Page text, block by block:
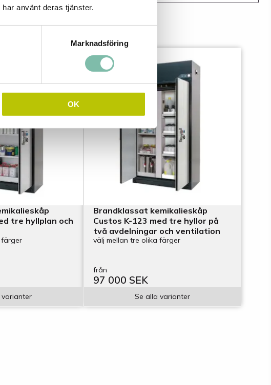
använt deras tjänster.
Marknadsföring
OK
tre hyllplan och
färger
varianter
Brandklassat kemikalieskåp
Custos K-123 med tre hyllor på
två avdelningar och ventilation
välj mellan tre olika färger
från
97 000 SEK
Se alla varianter